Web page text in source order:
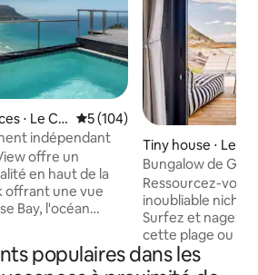
⋅ Le Ca
Évaluation moyenne sur la
5 (104)
indépendant
offre un
en haut de la
offrant une vue
Bay, l'océan
chambres
Tiny house ⋅ Le
Bungalow de
Ressourcez-vous
inoubliable niché
Surfez et nagez
cette plage ou
la forêt de varech
randonnée sur
populaires dans les